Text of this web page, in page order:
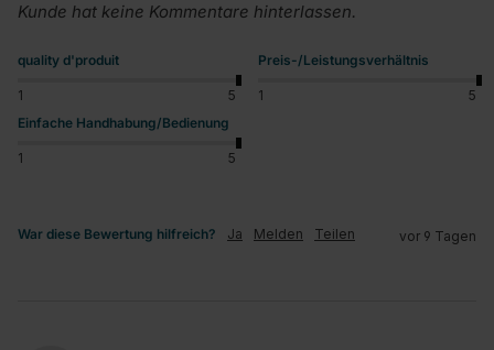
Kunde hat keine Kommentare hinterlassen.
quality d'produit
1 5
Preis-/Leistungsverhältnis
1
5
Einfache Handhabung/Bedienung
1 5
War diese Bewertung hilfreich? Ja Melden Teilen vor 9 Tagen